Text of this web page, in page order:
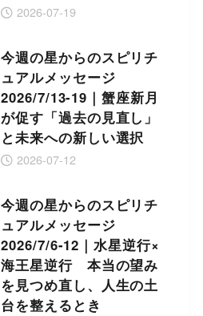
2026-07-19
今週の星からのスピリチ
ュアルメッセージ
2026/7/13-19｜蟹座新月
が促す「過去の見直し」
と未来への新しい選択
2026-07-12
今週の星からのスピリチ
ュアルメッセージ
2026/7/6-12｜水星逆行×
海王星逆行 本当の望み
を見つめ直し、人生の土
台を整えるとき